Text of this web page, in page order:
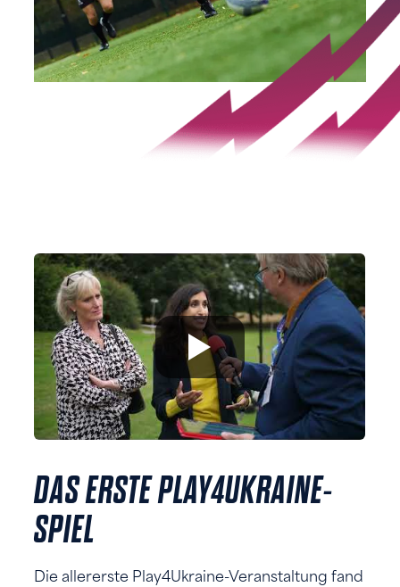
DAS ERSTE PLAY4UKRAINE-
SPIEL
Die allererste Play4Ukraine-Veranstaltung fand